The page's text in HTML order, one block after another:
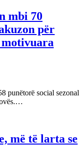
mbi 70
për
punëtorë social sezonal
më të larta se